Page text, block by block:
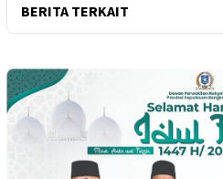
BERITA TERKAIT